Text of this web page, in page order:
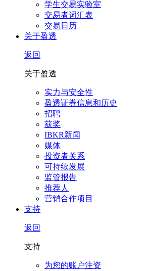
学生交易实验室
交易者词汇表
交易日历
关于盈透
返回
关于盈透
实力与安全性
盈透证券信息和历史
招聘
获奖
IBKR新闻
媒体
投资者关系
可持续发展
监管报告
推荐人
营销合作项目
支持
返回
支持
为您的账户注资